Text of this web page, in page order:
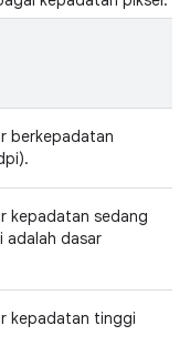
berkepadatan
kepadatan sedang
adalah dasar
kepadatan tinggi